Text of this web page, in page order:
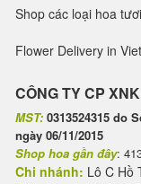
Shop các loại hoa tươi
Flower Delivery in
CÔNG TY CP
MST: 0313524315 do
ngày 06/11/2015
Shop hoa gần đây:
Chi nhánh: Lô C Hồ